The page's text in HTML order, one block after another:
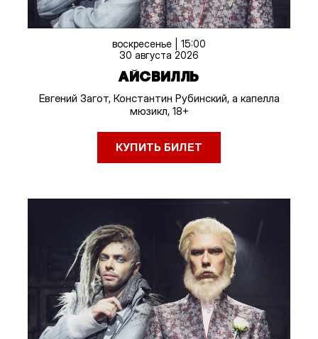
воскресенье | 15:00
30 августа 2026
АЙСВИЛЛЬ
Евгений Загот, Константин Рубинский, а капелла
мюзикл, 18+
КУПИТЬ БИЛЕТ